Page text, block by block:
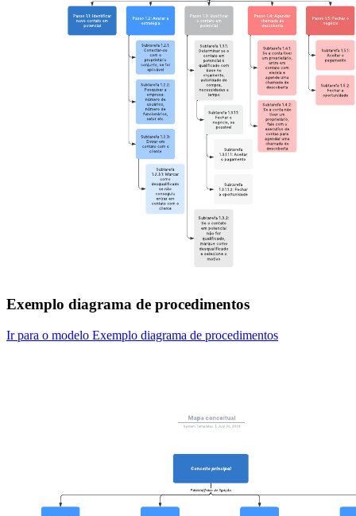
Exemplo diagrama de procedimentos
Ir para o modelo Exemplo diagrama de procedimentos